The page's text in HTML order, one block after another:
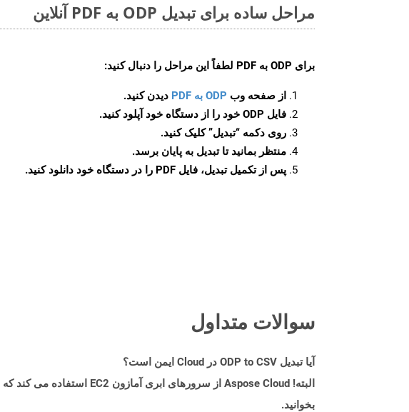
مراحل ساده برای تبدیل ODP به PDF آنلاین
برای ODP به PDF لطفاً این مراحل را دنبال کنید:
از صفحه وب ODP به PDF
دیدن کنید.
فایل ODP خود را از دستگاه خود آپلود کنید.
روی دکمه “تبدیل”کلیک کنید.
منتظر بمانید تا تبدیل به پایان برسد.
پس از تکمیل تبدیل، فایل PDF را در دستگاه خود دانلود کنید.
سوالات متداول
آیا تبدیل ODP to CSV در Cloud ایمن است؟
بخوانید.